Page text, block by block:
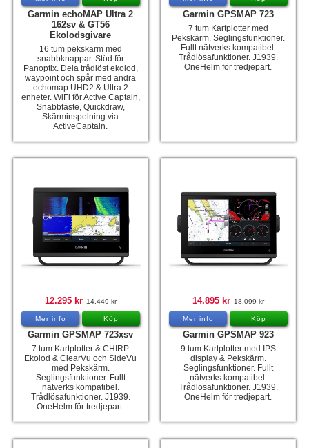
Garmin echoMAP Ultra 2
162sv & GT56
Ekolodsgivare
16 tum pekskärm med
snabbknappar. Stöd för
Panoptix. Dela trådlöst ekolod,
waypoint och spår med andra
echomap UHD2 & Ultra 2
enheter. WiFi för Active Captain,
Snabbfäste, Quickdraw,
Skärminspelning via
ActiveCaptain.
Garmin GPSMAP 723
7 tum Kartplotter med
Pekskärm. Seglingsfunktioner.
Fullt nätverks kompatibel.
Trådlösafunktioner. J1939.
OneHelm för tredjepart.
12.295 kr 14.449 kr
Mer info Köp
Garmin GPSMAP 723xsv
7 tum Kartplotter & CHIRP
Ekolod & ClearVu och SideVu
med Pekskärm.
Seglingsfunktioner. Fullt
nätverks kompatibel.
Trådlösafunktioner. J1939.
OneHelm för tredjepart.
14.895 kr 18.099 kr
Mer info Köp
Garmin GPSMAP 923
9 tum Kartplotter med IPS
display & Pekskärm.
Seglingsfunktioner. Fullt
nätverks kompatibel.
Trådlösafunktioner. J1939.
OneHelm för tredjepart.